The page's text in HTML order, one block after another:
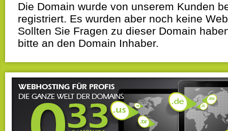
Die Domain wurde von unserem Kunden
registriert. Es wurden aber noch keine
Sollten Sie Fragen zu dieser Domain
bitte an den Domain Inhaber.